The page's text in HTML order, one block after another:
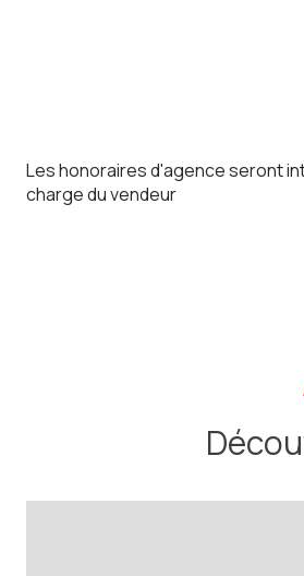
Les honoraires d'agence seront
charge du vendeur